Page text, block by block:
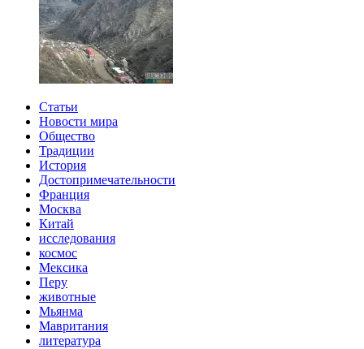
Статьи
Новости мира
Общество
Традиции
История
Достопримечательности
Франция
Москва
Китай
исследования
космос
Мексика
Перу
животные
Мьянма
Мавритания
литература